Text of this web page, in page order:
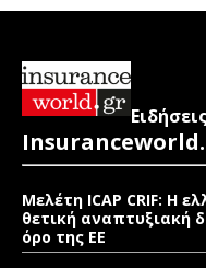
Μελέτη ICAP CRIF: Η
θετική αναπτυξιακή
όρο της ΕΕ